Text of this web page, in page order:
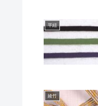
平紐
綾竹